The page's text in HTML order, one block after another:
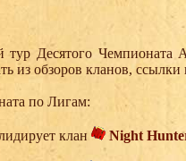
тур Десятого
из обзоров кланов,
по Лигам:
клан
Night